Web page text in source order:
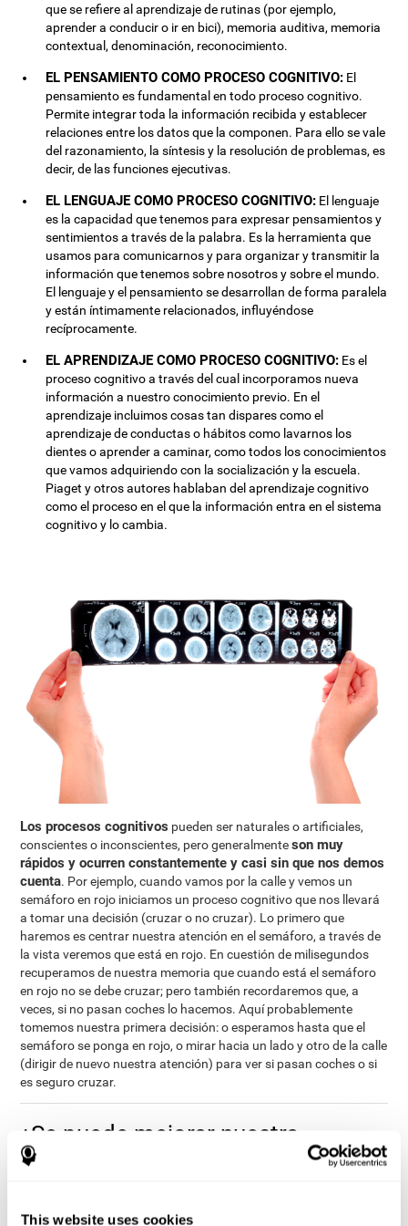
This website uses cookies
que se refiere al aprendizaje de rutinas (por ejemplo,
aprender a conducir o ir en bici), memoria auditiva, memoria
contextual, denominación, reconocimiento.
EL PENSAMIENTO COMO PROCESO COGNITIVO: El
pensamiento es fundamental en todo proceso cognitivo.
Permite integrar toda la información recibida y establecer
relaciones entre los datos que la componen. Para ello se vale
del razonamiento, la síntesis y la resolución de problemas, es
decir, de las funciones ejecutivas.
EL LENGUAJE COMO PROCESO COGNITIVO: El lenguaje
es la capacidad que tenemos para expresar pensamientos y
sentimientos a través de la palabra. Es la herramienta que
usamos para comunicarnos y para organizar y transmitir la
información que tenemos sobre nosotros y sobre el mundo.
El lenguaje y el pensamiento se desarrollan de forma paralela
y están íntimamente relacionados, influyéndose
recíprocamente.
EL APRENDIZAJE COMO PROCESO COGNITIVO: Es el
proceso cognitivo a través del cual incorporamos nueva
información a nuestro conocimiento previo. En el
aprendizaje incluimos cosas tan dispares como el
aprendizaje de conductas o hábitos como lavarnos los
dientes o aprender a caminar, como todos los conocimientos
que vamos adquiriendo con la socialización y la escuela.
Piaget y otros autores hablaban del aprendizaje cognitivo
como el proceso en el que la información entra en el sistema
cognitivo y lo cambia.
Los procesos cognitivos pueden ser naturales o artificiales,
conscientes o inconscientes, pero generalmenteson muy
rápidos y ocurren constantemente y casi sin que nos demos
cuenta. Por ejemplo, cuando vamos por la calle y vemos un
semáforo en rojo iniciamos un proceso cognitivo que nos llevará
a tomar una decisión (cruzar o no cruzar). Lo primero que
haremos es centrar nuestra atención en el semáforo, a través de
la vista veremos que está en rojo. En cuestión de milisegundos
recuperamos de nuestra memoria que cuando está el semáforo
en rojo no se debe cruzar; pero también recordaremos que, a
veces, si no pasan coches lo hacemos. Aquí probablemente
tomemos nuestra primera decisión: o esperamos hasta que el
semáforo se ponga en rojo, o mirar hacia un lado y otro de la calle
(dirigir de nuevo nuestra atención) para ver si pasan coches o si
es seguro cruzar.
¿Se puede mejorar nuestra
cognición?
A continuación detallamos alguna herramienta y estrategia